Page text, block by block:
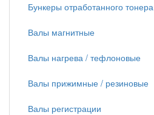
Бункеры отработанного тонера
Валы магнитные
Валы нагрева / тефлоновые
Валы прижимные / резиновые
Валы регистрации